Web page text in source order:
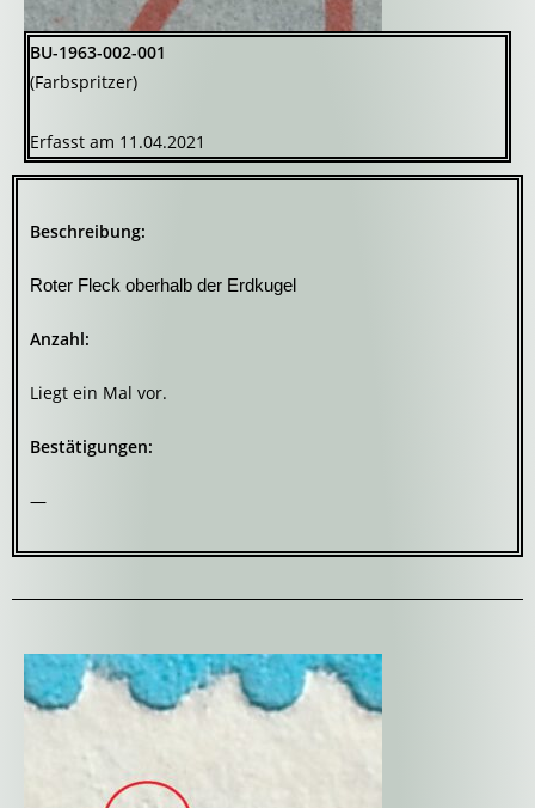
BU-1963-002-001
(Farbspritzer)
Erfasst am 11.04.2021
Beschreibung:
Roter Fleck oberhalb der Erdkugel
Anzahl:
Liegt ein Mal vor.
Bestätigungen:
—